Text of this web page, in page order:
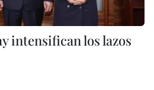
intensifican los lazos